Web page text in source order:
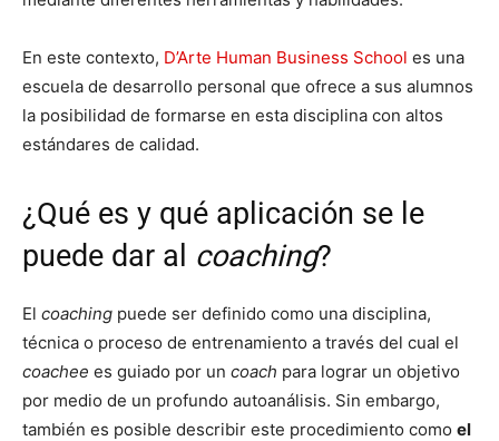
En este contexto, D’Arte Human Business School es una
escuela de desarrollo personal que ofrece a sus alumnos
la posibilidad de formarse en esta disciplina con altos
estándares de calidad.
¿Qué es y qué aplicación se le
puede dar al coaching?
El coaching puede ser definido como una disciplina,
técnica o proceso de entrenamiento a través del cual el
coachee es guiado por un coach para lograr un objetivo
por medio de un profundo autoanálisis. Sin embargo,
también es posible describir este procedimiento como el